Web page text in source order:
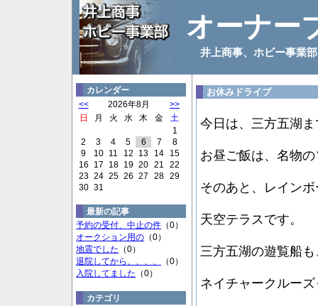
オーナー
井上商事、ホビー事業部
カレンダー
<<
2026年8月
>>
日
月 火 水 木 金
土
1
2
3 4 5 6 7
8
9
10 11 12 13 14
15
16
17 18 19 20 21
22
23 24 25 26 27 28 29
30 31
最新の記事
予約の受付、中止の件 （0）
オークション用の （0）
地震でした （0）
退院してから、、、、
（0）
入院してました （0）
カテゴリ
お休みドライブ
今日は、三方五湖
お昼ご飯は、名物
そのあと、レイン
天空テラスです。
三方五湖の遊覧船
ネイチャークルー